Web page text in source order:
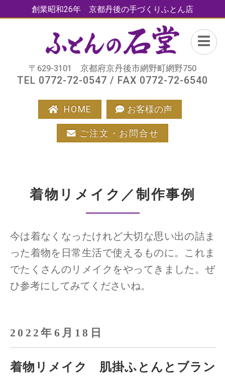
創業昭和26年 京都丹後の手づくりふとん店
〒629-3101 京都府京丹後市網野町網野750
TEL 0772-72-0547 / FAX 0772-72-6540
HOME お客様の声
ご注文・お問合せ
着物リメイク／制作事例
今は着なくなったけれど大切な思い出の詰ま
った着物を日常生活で使えるものに。 これま
でたくさんのリメイクをやってきました。ぜ
ひ参考にしてみてくださいね。
2022年6月18日
着物リメイク 肌掛ふとんとブラン